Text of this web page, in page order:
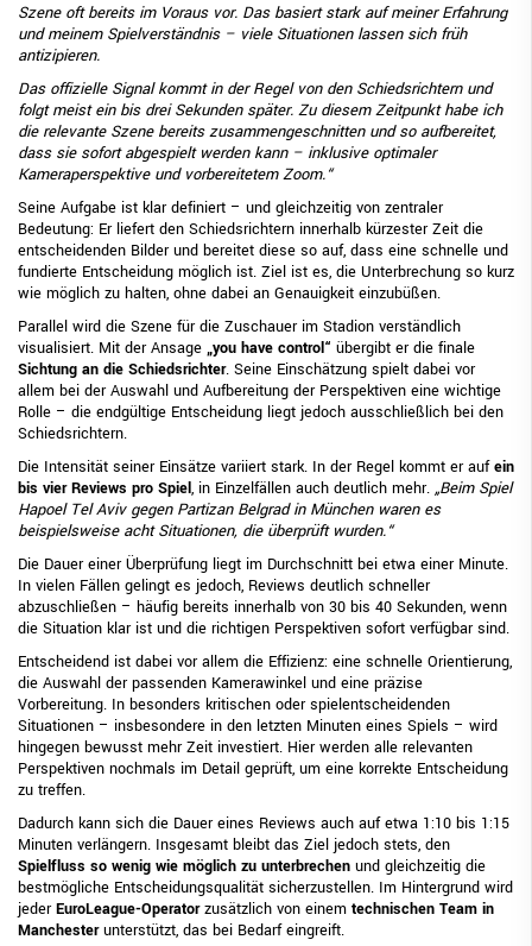
Szene oft bereits im Voraus vor. Das basiert stark auf meiner Erfahrung
und meinem Spielverständnis – viele Situationen lassen sich früh
antizipieren.
Das offizielle Signal kommt in der Regel von den Schiedsrichtern und
folgt meist ein bis drei Sekunden später. Zu diesem Zeitpunkt habe ich
die relevante Szene bereits zusammengeschnitten und so aufbereitet,
dass sie sofort abgespielt werden kann – inklusive optimaler
Kameraperspektive und vorbereitetem Zoom.“
Seine Aufgabe ist klar definiert – und gleichzeitig von zentraler
Bedeutung: Er liefert den Schiedsrichtern innerhalb kürzester Zeit die
entscheidenden Bilder und bereitet diese so auf, dass eine schnelle und
fundierte Entscheidung möglich ist. Ziel ist es, die Unterbrechung so kurz
wie möglich zu halten, ohne dabei an Genauigkeit einzubüßen.
Parallel wird die Szene für die Zuschauer im Stadion verständlich
visualisiert. Mit der Ansage „you have control“ übergibt er die finale
Sichtung an die Schiedsrichter. Seine Einschätzung spielt dabei vor
allem bei der Auswahl und Aufbereitung der Perspektiven eine wichtige
Rolle – die endgültige Entscheidung liegt jedoch ausschließlich bei den
Schiedsrichtern.
Die Intensität seiner Einsätze variiert stark. In der Regel kommt er aufein
bis vier Reviews pro Spiel, in Einzelfällen auch deutlich mehr. „Beim Spiel
Hapoel Tel Aviv gegen Partizan Belgrad in München waren es
beispielsweise acht Situationen, die überprüft wurden.“
Die Dauer einer Überprüfung liegt im Durchschnitt bei etwa einer Minute.
In vielen Fällen gelingt es jedoch, Reviews deutlich schneller
abzuschließen – häufig bereits innerhalb von 30 bis 40 Sekunden, wenn
die Situation klar ist und die richtigen Perspektiven sofort verfügbar sind.
Entscheidend ist dabei vor allem die Effizienz: eine schnelle Orientierung,
die Auswahl der passenden Kamerawinkel und eine präzise
Vorbereitung. In besonders kritischen oder spielentscheidenden
Situationen – insbesondere in den letzten Minuten eines Spiels – wird
hingegen bewusst mehr Zeit investiert. Hier werden alle relevanten
Perspektiven nochmals im Detail geprüft, um eine korrekte Entscheidung
zu treffen.
Dadurch kann sich die Dauer eines Reviews auch auf etwa 1:10 bis 1:15
Minuten verlängern. Insgesamt bleibt das Ziel jedoch stets, den
Spielfluss so wenig wie möglich zu unterbrechen und gleichzeitig die
bestmögliche Entscheidungsqualität sicherzustellen. Im Hintergrund wird
jederEuroLeague-Operatorzusätzlich von einem technischen Team in
Manchesterunterstützt, das bei Bedarf eingreift.